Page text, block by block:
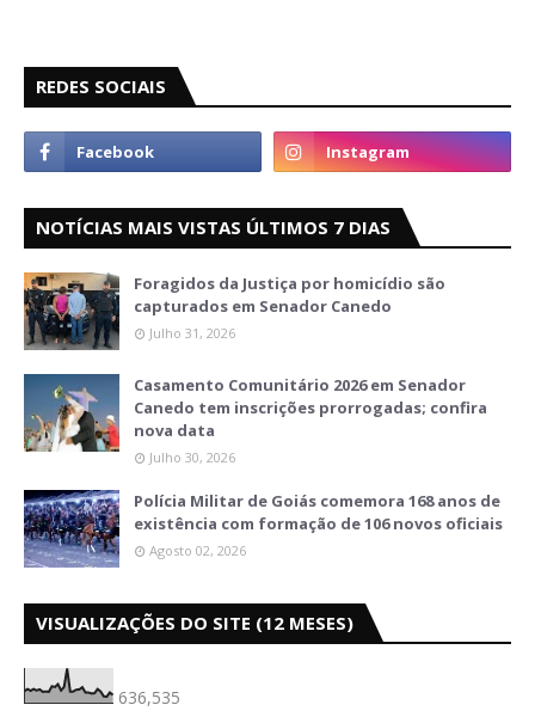
REDES SOCIAIS
NOTÍCIAS MAIS VISTAS ÚLTIMOS 7 DIAS
Foragidos da Justiça por homicídio são
capturados em Senador Canedo
Julho 31, 2026
Casamento Comunitário 2026 em Senador
Canedo tem inscrições prorrogadas; confira
nova data
Julho 30, 2026
Polícia Militar de Goiás comemora 168 anos de
existência com formação de 106 novos oficiais
Agosto 02, 2026
VISUALIZAÇÕES DO SITE (12 MESES)
636,535